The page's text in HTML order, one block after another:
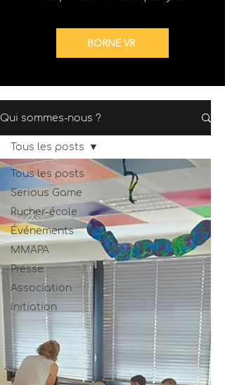
BORNE VR
Qui sommes-nous ?
Tous les posts
Serious Game
Rucher-école
Événements
MMAPA
Presse
Association
Initiation
Tous les posts